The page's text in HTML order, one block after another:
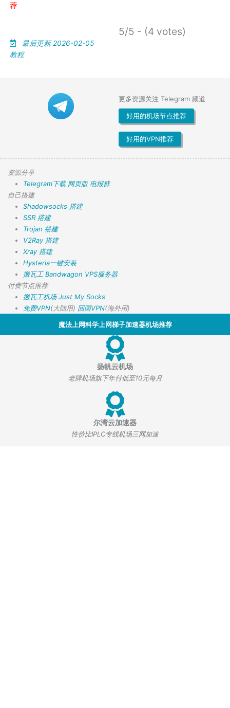
荐
5/5 - (4 votes)
最后更新 2026-02-05
教程
更多资源关注 Telegram 频道
好用的机场节点推荐
好用的VPN推荐
资源分享
Telegram下载 网页版 电报群
自己搭建
Shadowsocks 搭建
SSR 搭建
Trojan 搭建
V2Ray 搭建
Xray 搭建
Hysteria一键安装
搬瓦工 Bandwagon VPS服务器
付费节点推荐
搬瓦工机场 Just My Socks
免费VPN(大陆用) 回国VPN(海外用)
魔法上网科学上网梯子加速器机场推荐
扬帆云机场
老牌机场旗下年付低至10元每月
尔湾云加速器
性价比IPLC专线机场三网加速